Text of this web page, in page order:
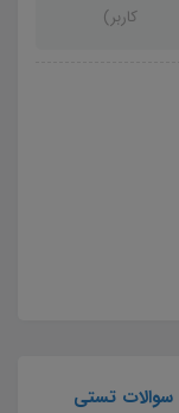
کاربر)
سوالات تستی